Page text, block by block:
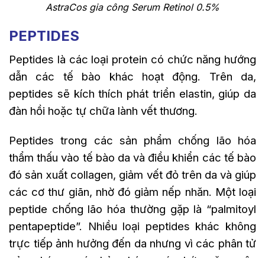
AstraCos gia công Serum Retinol 0.5%
PEPTIDES
Peptides là các loại protein có chức năng hướng
dẫn các tế bào khác hoạt động. Trên da,
peptides sẽ kích thích phát triển elastin, giúp da
đàn hồi hoặc tự chữa lành vết thương.
Peptides trong các sản phẩm chống lão hóa
thẩm thấu vào tế bào da và điều khiển các tế bào
đó sản xuất collagen, giảm vết đỏ trên da và giúp
các cơ thư giãn, nhờ đó giảm nếp nhăn. Một loại
peptide chống lão hóa thường gặp là “palmitoyl
pentapeptide”. Nhiều loại peptides khác không
trực tiếp ảnh hưởng đến da nhưng vì các phân tử